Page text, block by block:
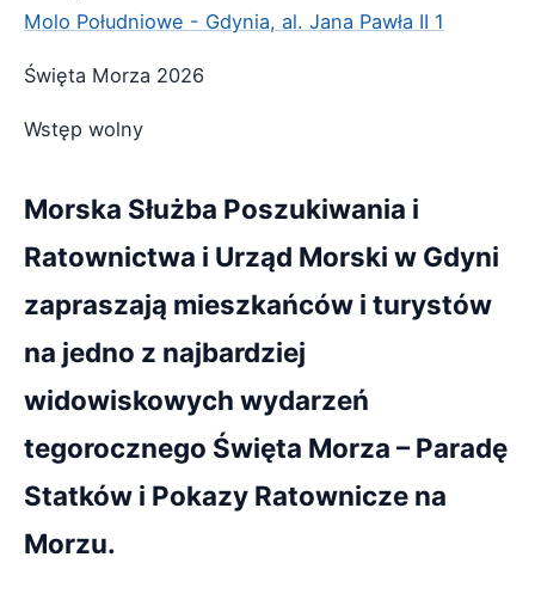
Molo Południowe - Gdynia, al. Jana Pawła II 1
Święta Morza 2026
Wstęp wolny
Morska Służba Poszukiwania i
Ratownictwa i Urząd Morski w Gdyni
zapraszają mieszkańców i turystów
na jedno z najbardziej
widowiskowych wydarzeń
tegorocznego Święta Morza – Paradę
Statków i Pokazy Ratownicze na
Morzu.